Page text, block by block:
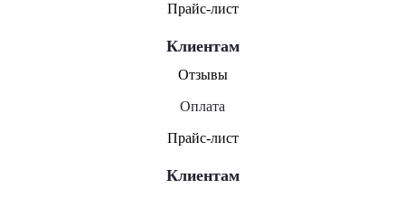
Прайс-лист
Клиентам
Отзывы
Оплата
Прайс-лист
Клиентам